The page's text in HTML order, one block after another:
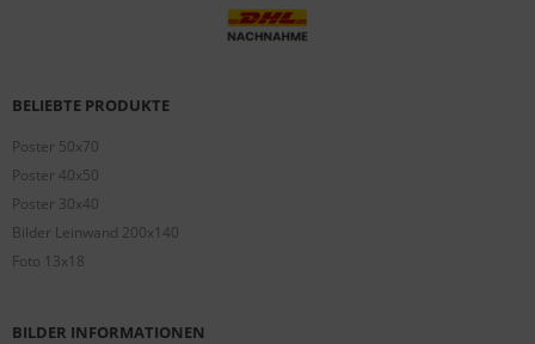
BELIEBTE PRODUKTE
Poster 50x70
Poster 40x50
Poster 30x40
Bilder Leinwand 200x140
Foto 13x18
BILDER INFORMATIONEN